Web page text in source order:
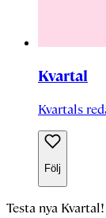
Kvartal
Kvartals
Följ
Testa nya Kvartal!